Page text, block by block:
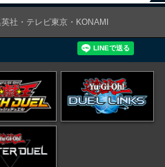
社・テレビ東京・KONAMI